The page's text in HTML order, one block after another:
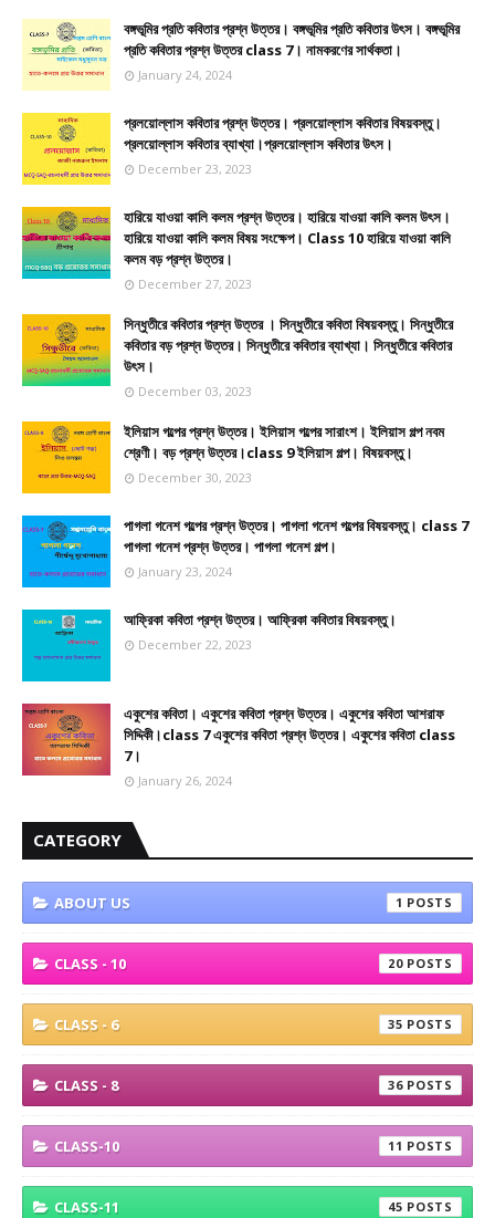
বঙ্গভূমির প্রতি কবিতার প্রশ্ন উত্তর। বঙ্গভূমির প্রতি কবিতার উৎস। বঙ্গভূমির
প্রতি কবিতার প্রশ্ন উত্তর class 7। নামকরণের সার্থকতা।
January 24, 2024
প্রলয়োল্লাস কবিতার প্রশ্ন উত্তর। প্রলয়োল্লাস কবিতার বিষয়বস্তু।
প্রলয়োল্লাস কবিতার ব্যাখ্যা।প্রলয়োল্লাস কবিতার উৎস।
December 23, 2023
হারিয়ে যাওয়া কালি কলম প্রশ্ন উত্তর। হারিয়ে যাওয়া কালি কলম উৎস।
হারিয়ে যাওয়া কালি কলম বিষয় সংক্ষেপ। Class 10 হারিয়ে যাওয়া কালি
কলম বড় প্রশ্ন উত্তর।
December 27, 2023
সিন্ধুতীরে কবিতার প্রশ্ন উত্তর । সিন্ধুতীরে কবিতা বিষয়বস্তু। সিন্ধুতীরে
কবিতার বড় প্রশ্ন উত্তর। সিন্ধুতীরে কবিতার ব্যাখ্যা। সিন্ধুতীরে কবিতার
উৎস।
December 03, 2023
ইলিয়াস গল্পের প্রশ্ন উত্তর। ইলিয়াস গল্পের সারাংশ। ইলিয়াস গল্প নবম
শ্রেণী। বড় প্রশ্ন উত্তর।class 9 ইলিয়াস গল্প। বিষয়বস্তু।
December 30, 2023
পাগলা গনেশ গল্পের প্রশ্ন উত্তর। পাগলা গনেশ গল্পের বিষয়বস্তু। class 7
পাগলা গনেশ প্রশ্ন উত্তর। পাগলা গনেশ গল্প।
January 23, 2024
আফ্রিকা কবিতা প্রশ্ন উত্তর। আফ্রিকা কবিতার বিষয়বস্তু।
December 22, 2023
একুশের কবিতা। একুশের কবিতা প্রশ্ন উত্তর। একুশের কবিতা আশরাফ
সিদ্দিকী।class 7 একুশের কবিতা প্রশ্ন উত্তর। একুশের কবিতা class
7।
January 26, 2024
CATEGORY
ABOUT US 1
CLASS - 10 20
CLASS - 6 35
CLASS - 8 36
CLASS-10 11
CLASS-11 45